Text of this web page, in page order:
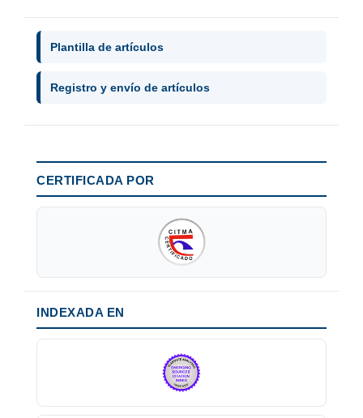
Plantilla de artículos
Registro y envío de artículos
CERTIFICADA POR
INDEXADA EN